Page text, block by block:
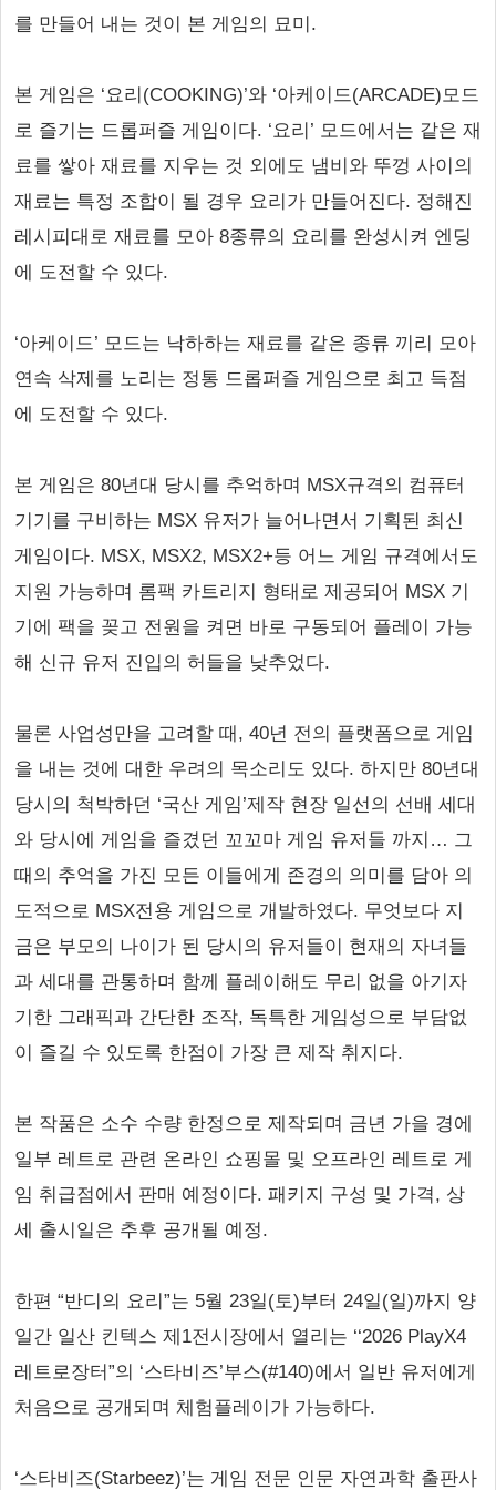
를 만들어 내는 것이 본 게임의 묘미.
본 게임은 ‘요리(COOKING)’와 ‘아케이드(ARCADE)모드
로 즐기는 드롭퍼즐 게임이다. ‘요리’ 모드에서는 같은 재
료를 쌓아 재료를 지우는 것 외에도 냄비와 뚜껑 사이의
재료는 특정 조합이 될 경우 요리가 만들어진다. 정해진
레시피대로 재료를 모아 8종류의 요리를 완성시켜 엔딩
에 도전할 수 있다.
‘아케이드’ 모드는 낙하하는 재료를 같은 종류 끼리 모아
연속 삭제를 노리는 정통 드롭퍼즐 게임으로 최고 득점
에 도전할 수 있다.
본 게임은 80년대 당시를 추억하며 MSX규격의 컴퓨터
기기를 구비하는 MSX 유저가 늘어나면서 기획된 최신
게임이다. MSX, MSX2, MSX2+등 어느 게임 규격에서도
지원 가능하며 롬팩 카트리지 형태로 제공되어 MSX 기
기에 팩을 꽂고 전원을 켜면 바로 구동되어 플레이 가능
해 신규 유저 진입의 허들을 낮추었다.
물론 사업성만을 고려할 때, 40년 전의 플랫폼으로 게임
을 내는 것에 대한 우려의 목소리도 있다. 하지만 80년대
당시의 척박하던 ‘국산 게임’제작 현장 일선의 선배 세대
와 당시에 게임을 즐겼던 꼬꼬마 게임 유저들 까지… 그
때의 추억을 가진 모든 이들에게 존경의 의미를 담아 의
도적으로 MSX전용 게임으로 개발하였다. 무엇보다 지
금은 부모의 나이가 된 당시의 유저들이 현재의 자녀들
과 세대를 관통하며 함께 플레이해도 무리 없을 아기자
기한 그래픽과 간단한 조작, 독특한 게임성으로 부담없
이 즐길 수 있도록 한점이 가장 큰 제작 취지다.
본 작품은 소수 수량 한정으로 제작되며 금년 가을 경에
일부 레트로 관련 온라인 쇼핑몰 및 오프라인 레트로 게
임 취급점에서 판매 예정이다. 패키지 구성 및 가격, 상
세 출시일은 추후 공개될 예정.
한편 “반디의 요리”는 5월 23일(토)부터 24일(일)까지 양
일간 일산 킨텍스 제1전시장에서 열리는 ‘‘2026 PlayX4
레트로장터”의 ‘스타비즈’부스(#140)에서 일반 유저에게
처음으로 공개되며 체험플레이가 가능하다.
‘스타비즈(Starbeez)’는 게임 전문 인문 자연과학 출판사